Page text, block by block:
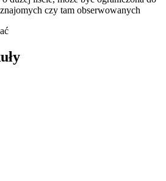
czy tam obserwowanych